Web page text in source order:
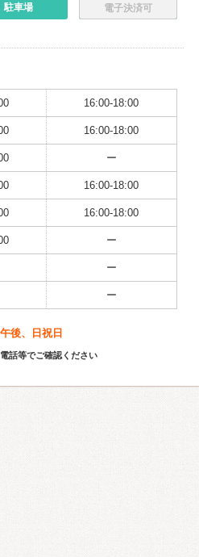
駐車場 電子決済可
16:00-18:00
16:00-18:00
ー
16:00-18:00
16:00-18:00
ー
ー
ー
後、日祝日
話等でご確認ください